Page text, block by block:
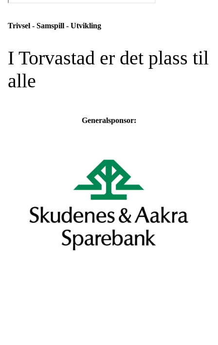
Trivsel - Samspill - Utvikling
I Torvastad er det plass til
alle
Generalsponsor: